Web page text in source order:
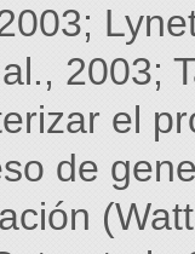
2003;
el
de